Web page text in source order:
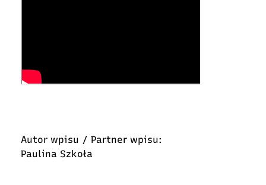
Autor wpisu / Partner wpisu:
Paulina Szkoła